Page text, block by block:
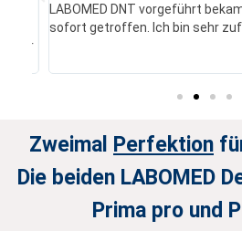
LABOMED DNT vorgeführt bekam,
sofort getroffen. Ich bin sehr
Zweimal Perfektion
Die beiden LABOMED
Prima pro und